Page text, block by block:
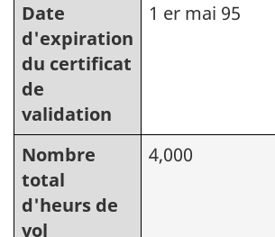
Date
d'expiration
du certificat
de
validation
1 er mai 95
Nombre
total
d'heurs de
vol
4,000